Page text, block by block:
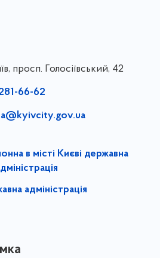
просп. Голосіївський, 42
66-62
в місті Києві державна
адміністрація